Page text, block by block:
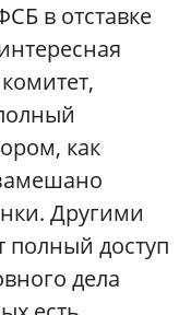
в отставке
как
Другими
полный доступ
дела